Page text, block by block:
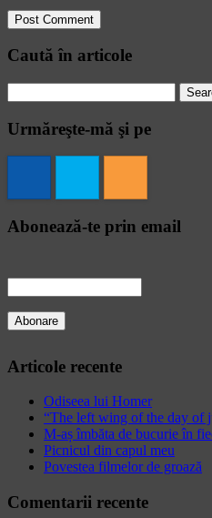
Caută în articole
for:
Urmăreşte-mă şi pe
Abonează-te prin email
Articole recente
Odiseea lui Homer
“The left wing of the day of
M-aș îmbăta de bucurie în
Picnicul din capul meu
Povestea filmelor de groază
Comentarii recente